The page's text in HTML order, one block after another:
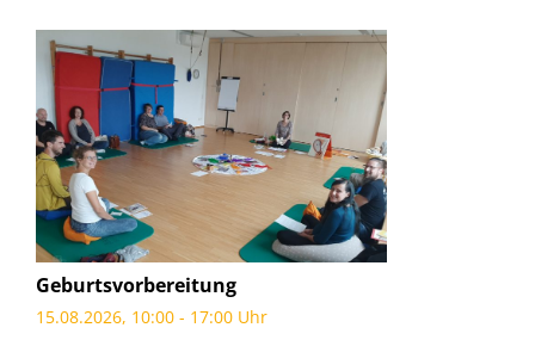
Geburtsvorbereitung
15.08.2026, 10:00 - 17:00 Uhr